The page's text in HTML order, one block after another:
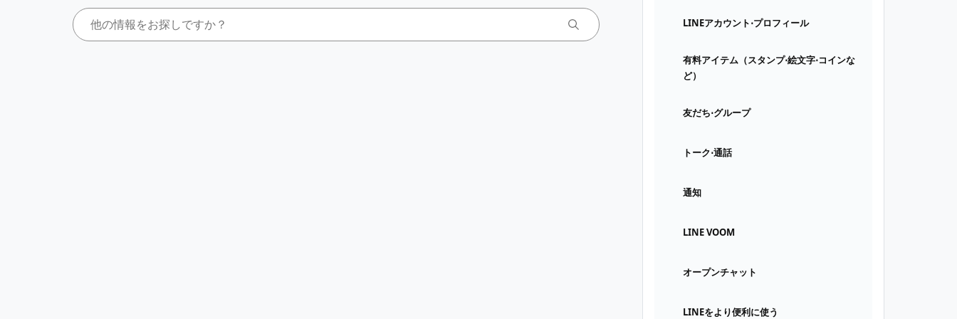
LINEアカウント⋅プロフィール
有料アイテム（スタンプ⋅絵文字⋅コインな
ど）
友だち⋅グループ
トーク⋅通話
通知
LINE VOOM
オープンチャット
LINEをより便利に使う